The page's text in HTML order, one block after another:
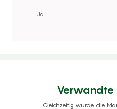
Ja
Gleichzeitig wurde die